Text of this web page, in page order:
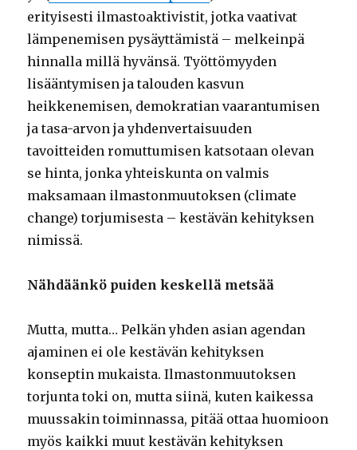
erityisesti ilmastoaktivistit, jotka vaativat
lämpenemisen pysäyttämistä – melkeinpä
hinnalla millä hyvänsä. Työttömyyden
lisääntymisen ja talouden kasvun
heikkenemisen, demokratian vaarantumisen
ja tasa-arvon ja yhdenvertaisuuden
tavoitteiden romuttumisen katsotaan olevan
se hinta, jonka yhteiskunta on valmis
maksamaan ilmastonmuutoksen (climate
change) torjumisesta – kestävän kehityksen
nimissä.
Nähdäänkö puiden keskellä metsää
Mutta, mutta… Pelkän yhden asian agendan
ajaminen ei ole kestävän kehityksen
konseptin mukaista. Ilmastonmuutoksen
torjunta toki on, mutta siinä, kuten kaikessa
muussakin toiminnassa, pitää ottaa huomioon
myös kaikki muut kestävän kehityksen